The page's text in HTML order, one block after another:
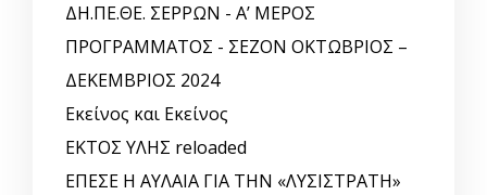
ΔΗ.ΠΕ.ΘΕ. ΣΕΡΡΩΝ - Α’ ΜΕΡΟΣ
ΠΡΟΓΡΑΜΜΑΤΟΣ - ΣΕΖΟΝ ΟΚΤΩΒΡΙΟΣ –
ΔΕΚΕΜΒΡΙΟΣ 2024
Εκείνος και Εκείνος
ΕΚΤΟΣ ΥΛΗΣ reloaded
ΕΠΕΣΕ Η ΑΥΛΑΙΑ ΓΙΑ ΤΗΝ «ΛΥΣΙΣΤΡΑΤΗ»